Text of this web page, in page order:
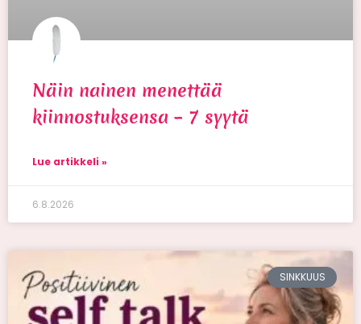
Näin nainen menettää
kiinnostuksensa – 7 syytä
Lue artikkeli »
6.8.2026
SINKKUUS